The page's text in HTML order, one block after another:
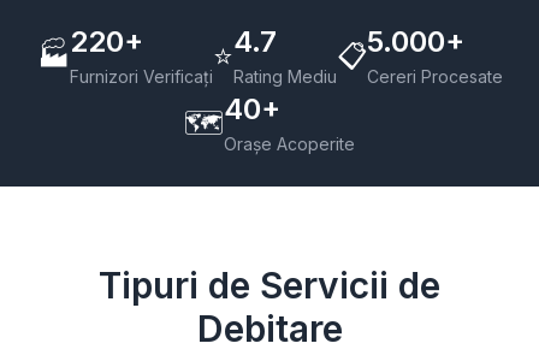
🏭220+
Furnizori Verificați
⭐4.7
Rating Mediu
📋5.000+
Cereri Procesate
🗺️40+
Orașe Acoperite
Tipuri de Servicii de
Debitare